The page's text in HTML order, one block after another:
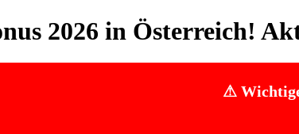
2026 in Österreich!
⚠